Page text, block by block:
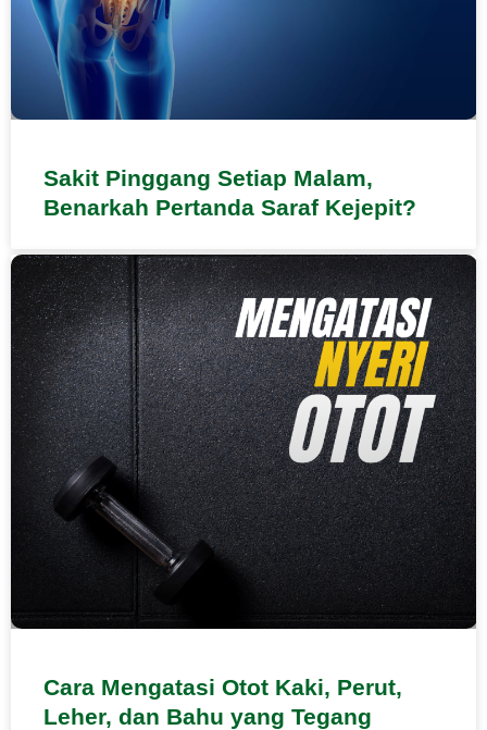
Sakit Pinggang Setiap Malam,
Benarkah Pertanda Saraf Kejepit?
Cara Mengatasi Otot Kaki, Perut,
Leher, dan Bahu yang Tegang